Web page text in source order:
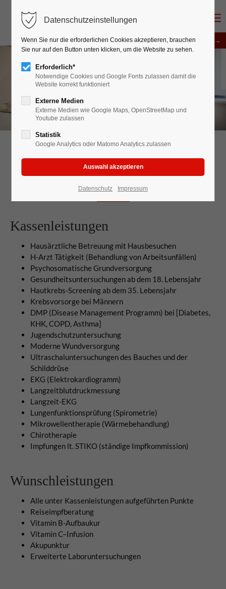
Unser Leistungsspektrum
Dr. med. Ghasemi Conjani · Arztpraxis Eilbek
Kassenleistungen
Hausärztliche Betreuung mit Hausbesuchen
H-Arzt Tätigkeit (Behandlung von Arbeitsunfällen)
Psychosomatische Grundversorgung
Gesundheitsuntersuchungen ab dem 18. Lebensjahr
Hautkrebs-Screening ab dem 35. Lebensjahr
Krebsvorsorge bei Männern
DMP (Disease Management Programm) bei [Diabetes,
KHK, COPD, Asthma]
Jugendschutzuntersuchung
Moderne Wundversorgung
Ultraschaluntersuchungen des Bauches und der
Schilddrüse
EKG (Elektrokardiogramm)
Langzeitblutdruckmessung
Langzeit-EKG
Lungenfunktionsprüfung (Spirometrie)
Mikrowellentherapie (Wärmebehandlung)
Chirotherapie
Impfungen lt. STIKO (ständige Impfkommission)
Wunschleistungen
Alle unter Kassenleistungen aufgeführten Punkte
Reiseimpfberatung
Vitamin B-Aufbaukur
Vitamin C–Infusion
Akupunktur
Erweiterte Laboruntersuchungen
Datenschutzeinstellungen
Wenn Sie nur die erforderlichen Cookies akzeptieren, brauchen
Sie nur auf den Button unten klicken, um die Website zu sehen.
Erforderlich*
Notwendige Cookies und Google Fonts zulassen damit die
Website korrekt funktioniert
Externe Medien
Externe Medien wie Google Maps, OpenStreetMap und
Youtube zulassen
Statistik
Google Analytics oder Matomo Analytics zulassen
Datenschutz Impressum
Termin buchen →